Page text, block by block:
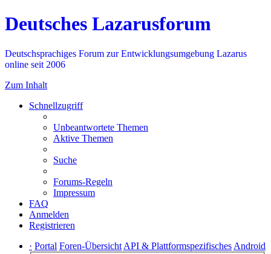
Deutsches Lazarusforum
Deutschsprachiges Forum zur Entwicklungsumgebung Lazarus
online seit 2006
Zum Inhalt
Schnellzugriff
Unbeantwortete Themen
Aktive Themen
Suche
Forums-Regeln
Impressum
FAQ
Anmelden
Registrieren
· Portal Foren-Übersicht API & Plattformspezifisches Android